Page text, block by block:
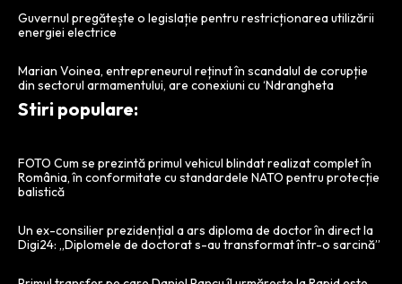
Guvernul pregătește o legislație pentru restricționarea utilizării
energiei electrice
Marian Voinea, entrepreneurul reținut în scandalul de corupție
din sectorul armamentului, are conexiuni cu ‘Ndrangheta
Stiri populare:
FOTO Cum se prezintă primul vehicul blindat realizat complet în
România, în conformitate cu standardele NATO pentru protecție
balistică
Un ex-consilier prezidențial a ars diploma de doctor în direct la
Digi24: „Diplomele de doctorat s-au transformat într-o sarcină”